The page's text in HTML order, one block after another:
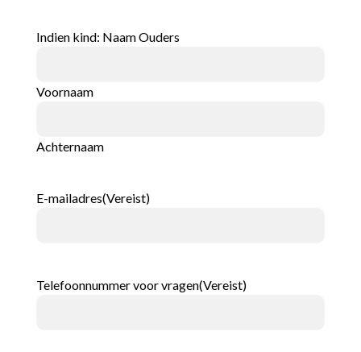
Indien kind: Naam Ouders
Voornaam
Achternaam
E-mailadres(Vereist)
Telefoonnummer voor vragen(Vereist)